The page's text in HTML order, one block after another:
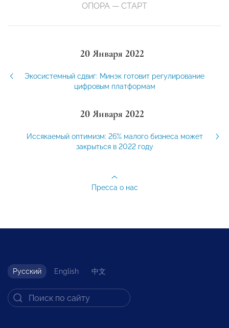
ОПОРА — СТАРТ
20 Января 2022
Экосистемный сдвиг: Минэк готовит регулирование
цифровым платформам
20 Января 2022
Иссякаемый оптимизм: 26% малого бизнеса может
закрыться в 2022 году
Пресса о нас
Русский English 中文